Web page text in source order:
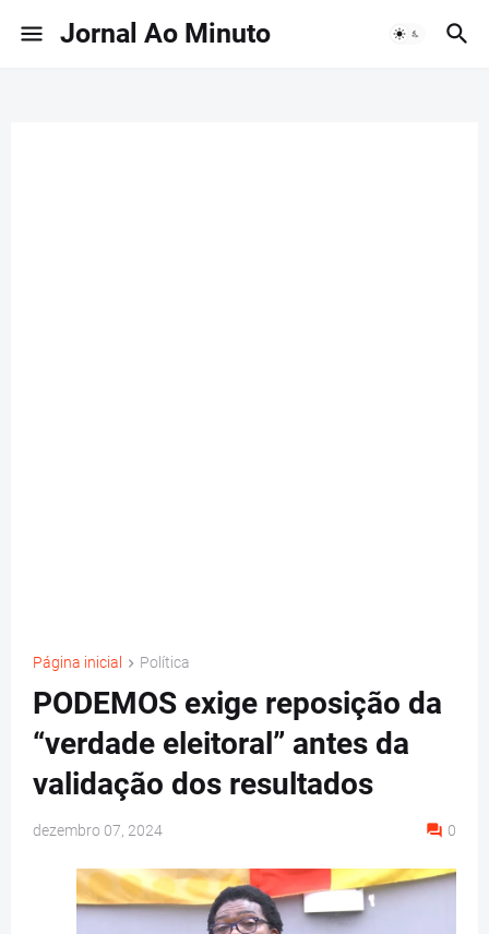
Jornal Ao Minuto
Página inicial Política
PODEMOS exige reposição da
“verdade eleitoral” antes da
validação dos resultados
dezembro 07, 2024 0